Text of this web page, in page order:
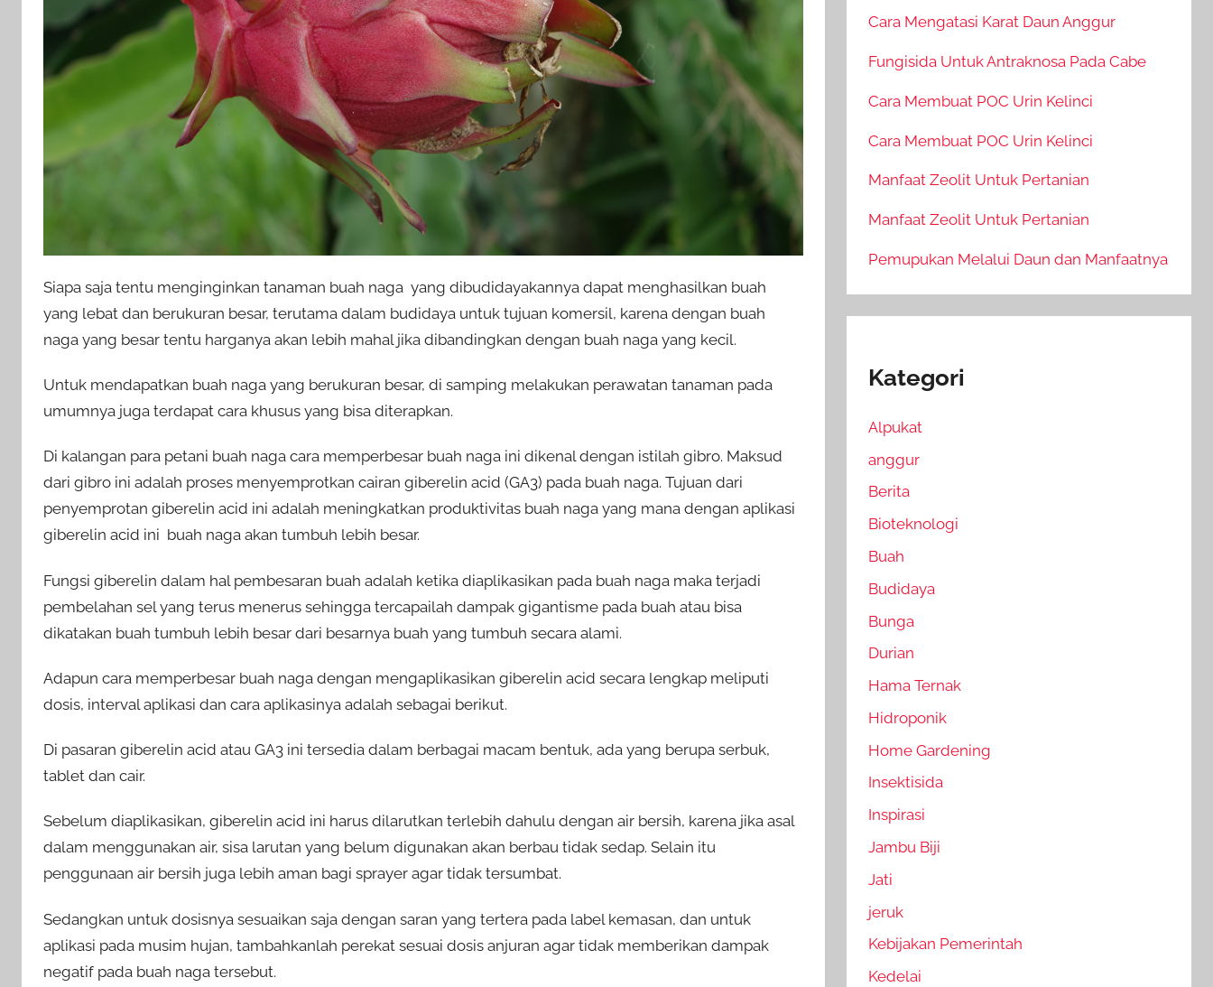
Siapa saja tentu menginginkan tanaman buah naga yang dibudidayakannya dapat menghasilkan buah
yang lebat dan berukuran besar, terutama dalam budidaya untuk tujuan komersil, karena dengan buah
naga yang besar tentu harganya akan lebih mahal jika dibandingkan dengan buah naga yang kecil.
Untuk mendapatkan buah naga yang berukuran besar, di samping melakukan perawatan tanaman pada
umumnya juga terdapat cara khusus yang bisa diterapkan.
Di kalangan para petani buah naga cara memperbesar buah naga ini dikenal dengan istilah gibro. Maksud
dari gibro ini adalah proses menyemprotkan cairan giberelin acid (GA3) pada buah naga. Tujuan dari
penyemprotan giberelin acid ini adalah meningkatkan produktivitas buah naga yang mana dengan aplikasi
giberelin acid ini buah naga akan tumbuh lebih besar.
Fungsi giberelin dalam hal pembesaran buah adalah ketika diaplikasikan pada buah naga maka terjadi
pembelahan sel yang terus menerus sehingga tercapailah dampak gigantisme pada buah atau bisa
dikatakan buah tumbuh lebih besar dari besarnya buah yang tumbuh secara alami.
Adapun cara memperbesar buah naga dengan mengaplikasikan giberelin acid secara lengkap meliputi
dosis, interval aplikasi dan cara aplikasinya adalah sebagai berikut.
Di pasaran giberelin acid atau GA3 ini tersedia dalam berbagai macam bentuk, ada yang berupa serbuk,
tablet dan cair.
Sebelum diaplikasikan, giberelin acid ini harus dilarutkan terlebih dahulu dengan air bersih, karena jika asal
dalam menggunakan air, sisa larutan yang belum digunakan akan berbau tidak sedap. Selain itu
penggunaan air bersih juga lebih aman bagi sprayer agar tidak tersumbat.
Sedangkan untuk dosisnya sesuaikan saja dengan saran yang tertera pada label kemasan, dan untuk
aplikasi pada musim hujan, tambahkanlah perekat sesuai dosis anjuran agar tidak memberikan dampak
negatif pada buah naga tersebut.
Cara Mengatasi Karat Daun Anggur
Fungisida Untuk Antraknosa Pada Cabe
Cara Membuat POC Urin Kelinci
Cara Membuat POC Urin Kelinci
Manfaat Zeolit Untuk Pertanian
Manfaat Zeolit Untuk Pertanian
Pemupukan Melalui Daun dan Manfaatnya
Kategori
Alpukat
anggur
Berita
Bioteknologi
Buah
Budidaya
Bunga
Durian
Hama Ternak
Hidroponik
Home Gardening
Insektisida
Inspirasi
Jambu Biji
Jati
jeruk
Kebijakan Pemerintah
Kedelai